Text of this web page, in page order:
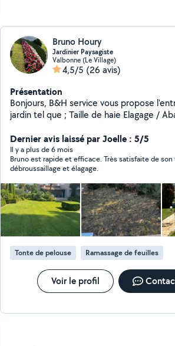
Bruno Houry
Jardinier Paysagiste
Valbonne (Le Village)
4,5/5 (26 avis)
Présentation
Bonjours, B&H service vous propose
jardin tel que ; Taille de haie Elagage /
phytosanitaires Tonte Arrosage auto Créations ;
Plantation et aménagement Créations pelouse naturel
Créations terrain synthétique Créations terrain de
pétanque Pose de clôture soupple ou rigide
et outillé pour un jardin à votre image je
Dernier avis laissé par Joelle : 5/5
Il y a plus de 6 mois
Bruno est rapide et efficace. Très satisfaite de son
débroussaillage et élagage.
Tonte de pelouse Ramassage de feuilles
Voir le profil